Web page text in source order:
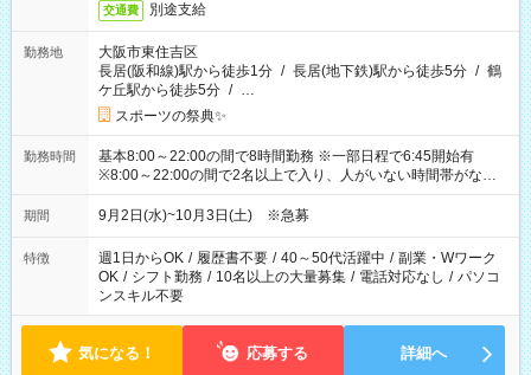
交通費 別途支給
勤務地
大阪市東住吉区
長居(阪和線)駅から徒歩1分 / 長居(地下鉄)駅から徒歩5分 / 鶴
ケ丘駅から徒歩5分 / …
スポーツの祭典✨
勤務時間
基本8:00～22:00の間で8時間勤務 ※一部日程で6:45開始有
※8:00～22:00の間で2名以上で入り、人がいない時間帯がない
ように相方と時間を分け合うイメージです
期間 9月2日(水)~10月3日(土) ※急募
特徴 週1日からOK / 履歴書不要 / 40～50代活躍中 / 副業・Wワーク
OK / シフト勤務 / 10名以上の大量募集 / 電話対応なし / パソコ
ンスキル不要
気になる！ 応募する 詳細へ